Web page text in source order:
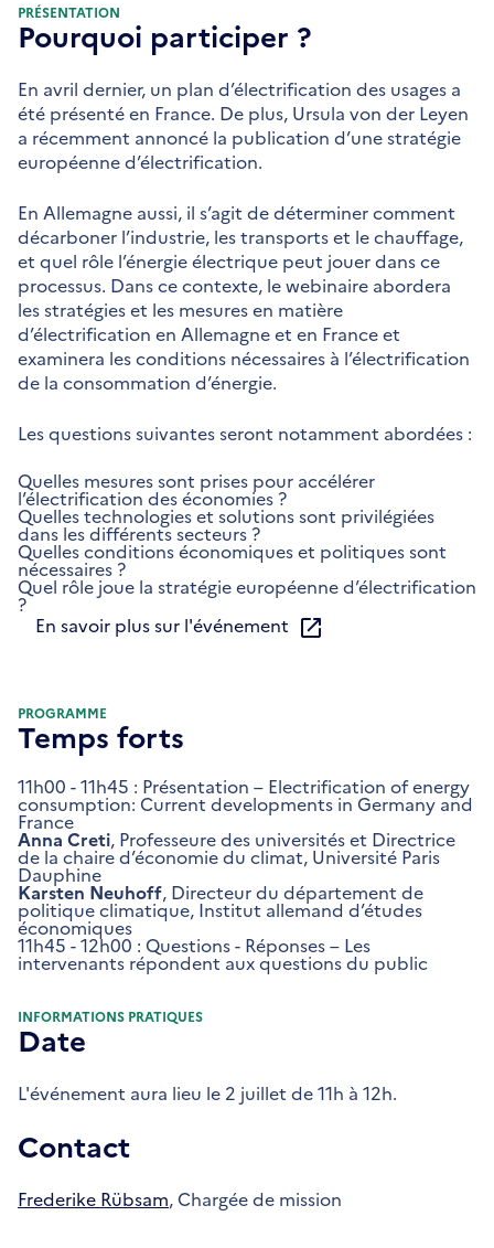
PRÉSENTATION
Pourquoi participer ?
En avril dernier, un plan d’électrification des usages a
été présenté en France. De plus, Ursula von der Leyen
a récemment annoncé la publication d’une stratégie
européenne d’électrification.
En Allemagne aussi, il s’agit de déterminer comment
décarboner l’industrie, les transports et le chauffage,
et quel rôle l’énergie électrique peut jouer dans ce
processus. Dans ce contexte, le webinaire abordera
les stratégies et les mesures en matière
d’électrification en Allemagne et en France et
examinera les conditions nécessaires à l’électrification
de la consommation d’énergie.
Les questions suivantes seront notamment abordées :
Quelles mesures sont prises pour accélérer
l’électrification des économies ?
Quelles technologies et solutions sont privilégiées
dans les différents secteurs ?
Quelles conditions économiques et politiques sont
nécessaires ?
Quel rôle joue la stratégie européenne d’électrification
?
En savoir plus sur l'événement
PROGRAMME
Temps forts
11h00 - 11h45 : Présentation – Electrification of energy
consumption: Current developments in Germany and
France
Anna Creti, Professeure des universités et Directrice
de la chaire d’économie du climat, Université Paris
Dauphine
Karsten Neuhoff, Directeur du département de
politique climatique, Institut allemand d’études
économiques
11h45 - 12h00 : Questions - Réponses – Les
intervenants répondent aux questions du public
INFORMATIONS PRATIQUES
Date
L'événement aura lieu le 2 juillet de 11h à 12h.
Contact
Frederike Rübsam, Chargée de mission